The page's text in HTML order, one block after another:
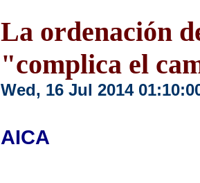
La ordenación
"complica el
Wed, 16 Jul 2014
AICA